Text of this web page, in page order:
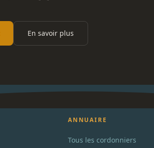
En savoir plus
ANNUAIRE
Tous les cordonniers